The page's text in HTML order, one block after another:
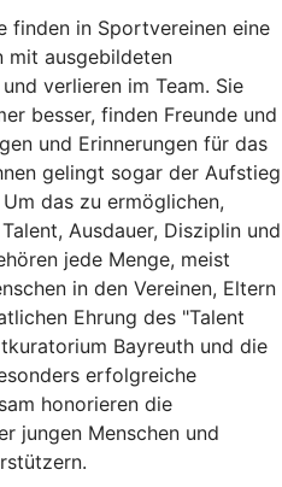
finden in Sportvereinen eine
mit ausgebildeten
verlieren im Team. Sie
besser, finden Freunde und
und Erinnerungen für das
gelingt sogar der Aufstieg
das zu ermöglichen,
Ausdauer, Disziplin und
jede Menge, meist
in den Vereinen, Eltern
Ehrung des "Talent
Bayreuth und die
erfolgreiche
honorieren die
jungen Menschen und